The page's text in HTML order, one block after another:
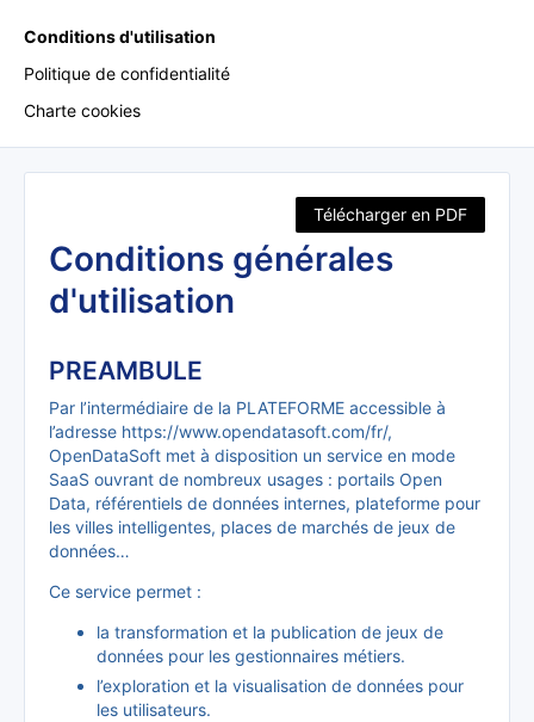
Conditions d'utilisation
Politique de confidentialité
Charte cookies
Télécharger en PDF
Conditions générales
d'utilisation
PREAMBULE
Par l’intermédiaire de la PLATEFORME accessible à
l’adresse https://www.opendatasoft.com/fr/,
OpenDataSoft met à disposition un service en mode
SaaS ouvrant de nombreux usages : portails Open
Data, référentiels de données internes, plateforme pour
les villes intelligentes, places de marchés de jeux de
données…
Ce service permet :
la transformation et la publication de jeux de
données pour les gestionnaires métiers.
l’exploration et la visualisation de données pour
les utilisateurs.